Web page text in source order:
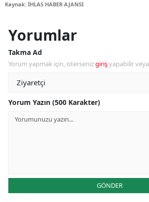
Kaynak: İHLAS HABER AJANSI
Yorumlar
Takma Ad
Yorum yapmak için, istersenizgirişyapabilir veya
Yorum Yazın (500 Karakter)
GÖNDER